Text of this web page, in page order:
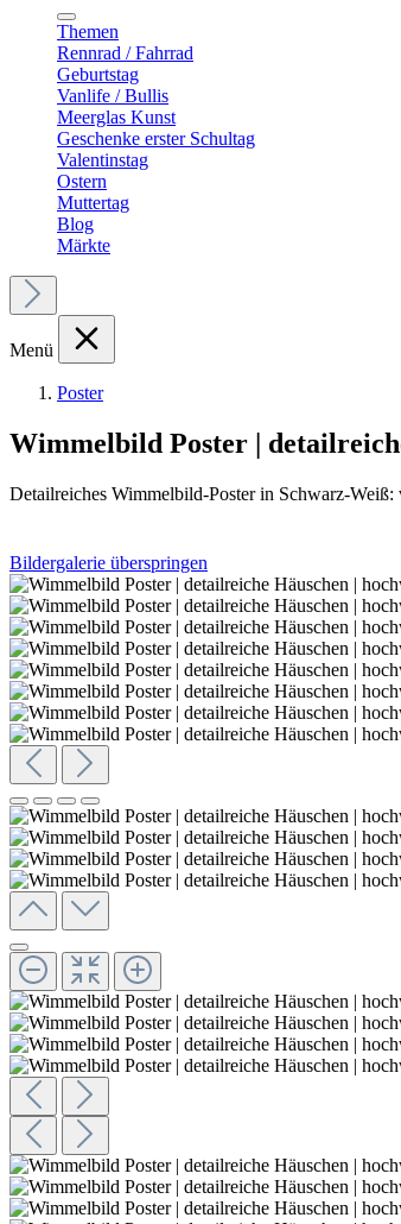
Themen
Rennrad / Fahrrad
Geburtstag
Vanlife / Bullis
Meerglas Kunst
Geschenke erster Schultag
Valentinstag
Ostern
Muttertag
Blog
Märkte
Menü
Poster
Wimmelbild Poster |
Detailreiches Wimmelbild-Poster in Schwarz-
Bildergalerie überspringen